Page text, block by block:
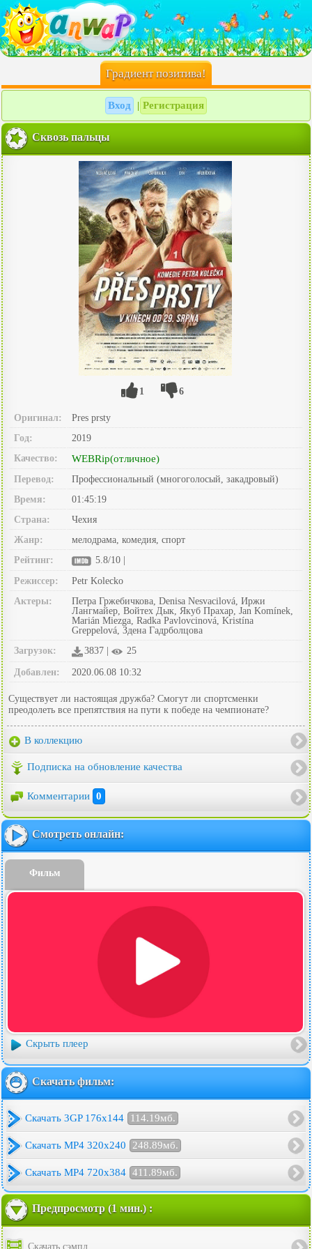
Градиент позитива!
Вход Регистрация
Сквозь пальцы
1 6
Оригинал:
Pres prsty
Год:
2019
Качество:
WEBRip(отличное)
Перевод:
Профессиональный (многоголосый, закадровый)
Время:
01:45:19
Страна:
Чехия
Жанр:
мелодрама, комедия, спорт
Рейтинг:
5.8/10 |
Режиссер:
Petr Kolecko
Актеры:
Петра Гржебичкова, Denisa Nesvacilová, Иржи
Лангмайер, Войтех Дык, Якуб Прахар, Jan Komínek,
Marián Miezga, Radka Pavlovcinová, Kristína
Greppelová, Здена Гадрболцова
Загрузок:
3837 | 25
Добавлен: 2020.06.08 10:32
Существует ли настоящая дружба? Смогут ли спортсменки
преодолеть все препятствия на пути к победе на чемпионате?
В коллекцию
Подписка на обновление качества
Комментарии 0
Смотреть онлайн:
Фильм
Скрыть плеер
Скачать фильм:
Скачать 3GP 176x144 114.19мб.
Скачать MP4 320x240 248.89мб.
Скачать MP4 720x384 411.89мб.
Предпросмотр (1 мин.) :
Скачать сэмпл